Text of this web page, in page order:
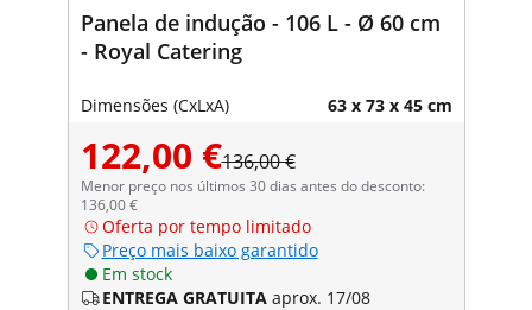
Panela de indução - 106 L - Ø 60 cm
- Royal Catering
Dimensões (CxLxA) 63 x 73 x 45 cm
122,00 €136,00 €
Menor preço nos últimos 30 dias antes do desconto:
136,00 €
Oferta por tempo limitado
Preço mais baixo garantido
Em stock
ENTREGA GRATUITA aprox. 17/08